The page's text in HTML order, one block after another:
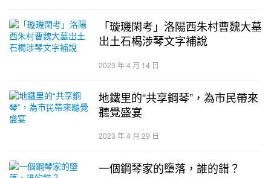
「璇璣閑考」洛陽西朱村曹魏大墓
出土石楬涉琴文字補說
2023 年 4 月 14 日
地鐵里的“共享鋼琴”，為市民帶來
聽覺盛宴
2023 年 4 月 29 日
一個鋼琴家的墮落，誰的錯？